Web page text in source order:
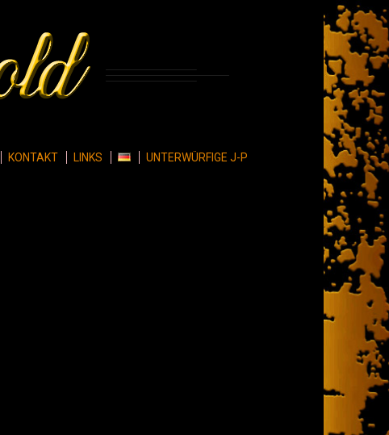
KONTAKT LINKS UNTERWÜRFIGE J-P